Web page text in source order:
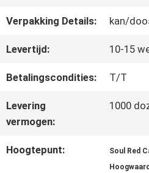
CONTACTEER
ONS
NIEUWS
VRAAG
EEN
Verpakking Details: kan/
Levertijd: 10-15
Betalingscondities: T/T
Levering
vermogen:
1000
Hoogtepunt: Soul Red